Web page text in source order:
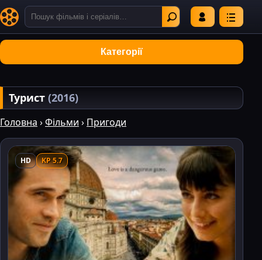
Категорії
Турист (2016)
Головна ›Фільми › Пригоди
HD KP 5.7